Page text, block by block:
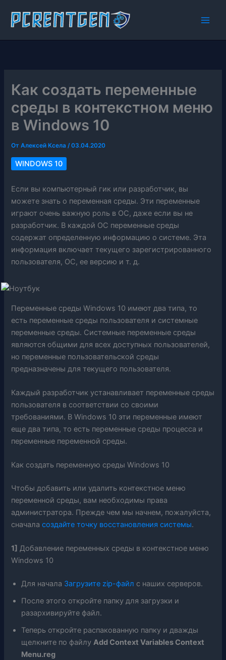
содержимому
Как создать переменные
среды в контекстном меню
в Windows 10
ОтАлексей Ксела/03.04.2020
WINDOWS 10
Если вы компьютерный гик или разработчик, вы
можете знать о переменная среды. Эти переменные
играют очень важную роль в ОС, даже если вы не
разработчик. В каждой ОС переменные среды
содержат определенную информацию о системе. Эта
информация включает текущего зарегистрированного
пользователя, ОС, ее версию и т. д.
Переменные среды Windows 10 имеют два типа, то
есть переменные среды пользователя и системные
переменные среды. Системные переменные среды
являются общими для всех доступных пользователей,
но переменные пользовательской среды
предназначены для текущего пользователя.
Каждый разработчик устанавливает переменные среды
пользователя в соответствии со своими
требованиями. В Windows 10 эти переменные имеют
еще два типа, то есть переменные среды процесса и
переменные переменной среды.
Как создать переменную среды Windows 10
Чтобы добавить или удалить контекстное меню
переменной среды, вам необходимы права
администратора. Прежде чем мы начнем, пожалуйста,
сначаласоздайте точку восстановления системы.
1] Добавление переменных среды в контекстное меню
Windows 10
Для начала Загрузите zip-файл с наших серверов.
После этого откройте папку для загрузки и
разархивируйте файл.
Теперь откройте распакованную папку и дважды
щелкните по файлуAdd Context Variables Context
Menu.reg